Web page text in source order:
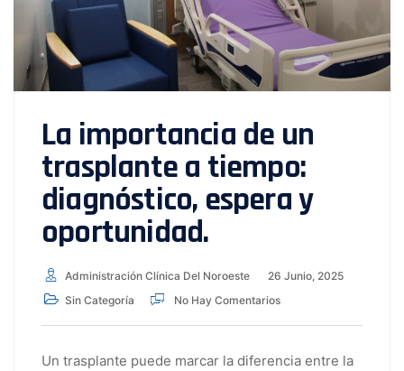
La importancia de un
trasplante a tiempo:
diagnóstico, espera y
oportunidad.
Administración Clínica Del Noroeste
26 Junio, 2025
Sin Categoría
No Hay Comentarios
Un trasplante puede marcar la diferencia entre la